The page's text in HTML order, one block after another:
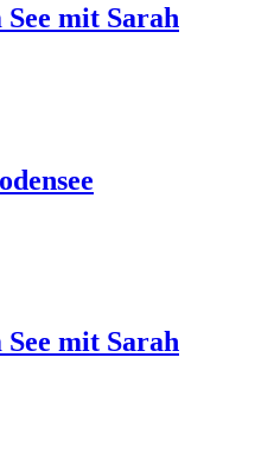
See mit Sarah
See mit Sarah